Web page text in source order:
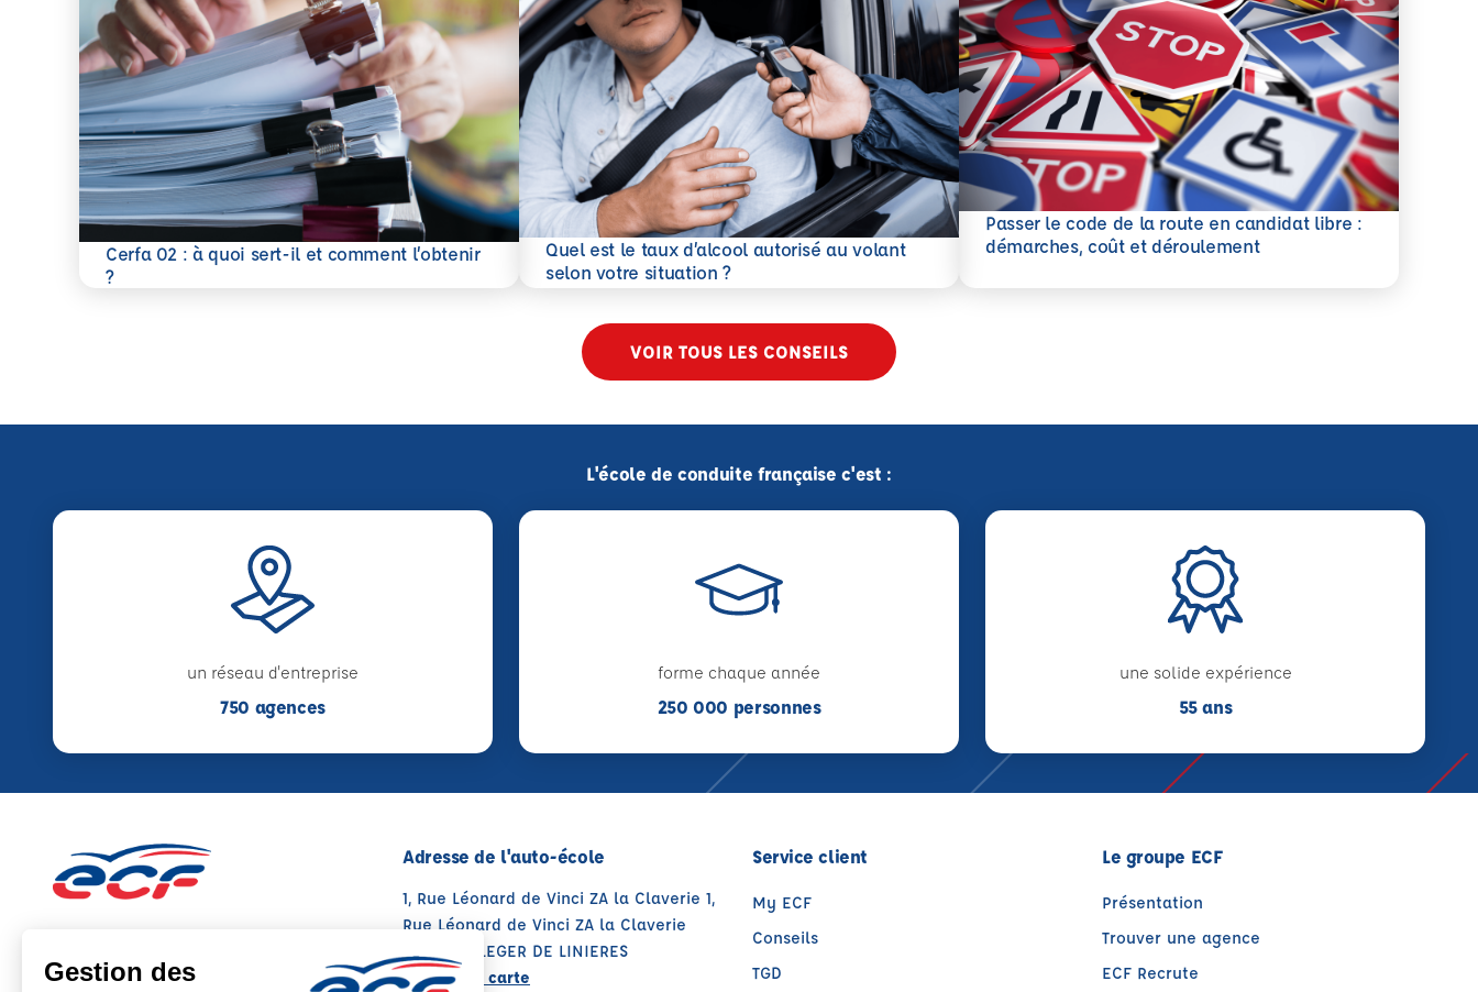
Cerfa 02 : à quoi sert-il et comment l’obtenir
?
En savoir plus
Quel est le taux d’alcool autorisé au volant
selon votre situation ?
En savoir plus
Passer le code de la route en candidat libre :
démarches, coût et déroulement
En savoir plus
VOIR TOUS LES CONSEILS
L'école de conduite française c'est :
un réseau d'entreprise
750 agences
forme chaque année
250 000 personnes
une solide expérience
55 ans
Adresse de l'auto-école
1, Rue Léonard de Vinci ZA la Claverie 1,
Rue Léonard de Vinci ZA la Claverie
49070 ST LEGER DE LINIERES
Voir sur la carte
Service client
My ECF
Conseils
TGD
Le groupe ECF
Présentation
Trouver une agence
ECF Recrute